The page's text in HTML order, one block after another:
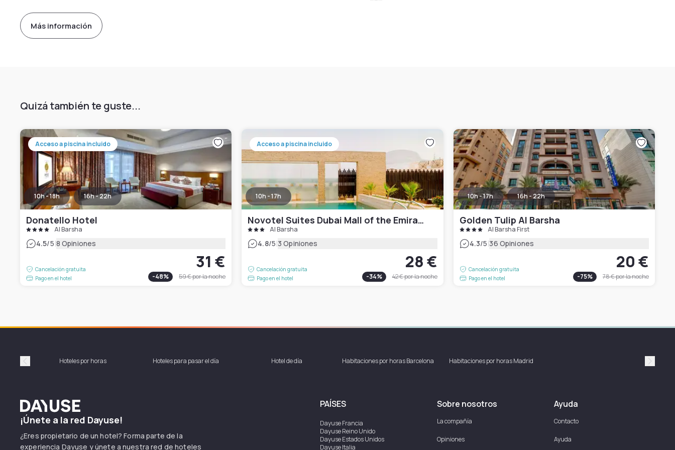
Más información
Quizá también te guste...
Acceso a piscina incluido
10h - 18h 16h - 22h
Donatello Hotel
Al Barsha
4.5/5|8 Opiniones
Cancelación gratuita
Pago en el hotel
31 €
-48% 59 €por la noche
Acceso a piscina incluido
10h - 17h
Novotel Suites Dubai Mall of the Emirates
Al Barsha
4.8/5|3 Opiniones
Cancelación gratuita
Pago en el hotel
28 €
-34% 42 €por la noche
10h - 17h 16h - 22h
Golden Tulip Al Barsha
Al Barsha First
4.3/5|36 Opiniones
Cancelación gratuita
Pago en el hotel
20 €
-75% 78 €por la noche
PrécédentHoteles por horas Hoteles para pasar el día Hotel de día Habitaciones por horas Barcelona Habitaciones por horas Madrid
Dayuse
¡Únete a la red Dayuse!
¿Eres propietario de un hotel? Forma parte de la
experiencia Dayuse y únete a nuestra red de hoteles
PAÍSES
DayuseFrancia
DayuseReino Unido
DayuseEstados Unidos
DayuseItalia
Sobre nosotros
La compañía
Opiniones
Ayuda
Contacto
Ayuda